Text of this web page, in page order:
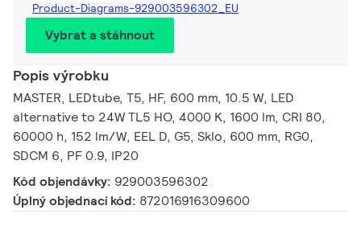
Product-Diagrams-929003596302_EU
Vybrat a stáhnout
Popis výrobku
MASTER, LEDtube, T5, HF, 600 mm, 10.5 W, LED
alternative to 24W TL5 HO, 4000 K, 1600 lm, CRI 80,
60000 h, 152 lm/W, EEL D, G5, Sklo, 600 mm, RG0,
SDCM 6, PF 0.9, IP20
Kód objendávky: 929003596302
Úplný objednací kód: 872016916309600